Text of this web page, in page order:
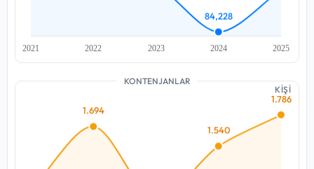
KONTENJANLAR
KİŞİ